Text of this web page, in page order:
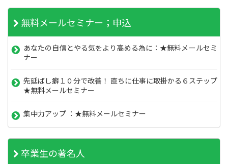
無料メールセミナー；申込
あなたの自信とやる気をより高める為に：★無料メールセミ
ナー
先延ばし癖１０分で改善！ 直ちに仕事に取掛かる６ステップ
★無料メールセミナー
集中力アップ ：★無料メールセミナー
卒業生の著名人